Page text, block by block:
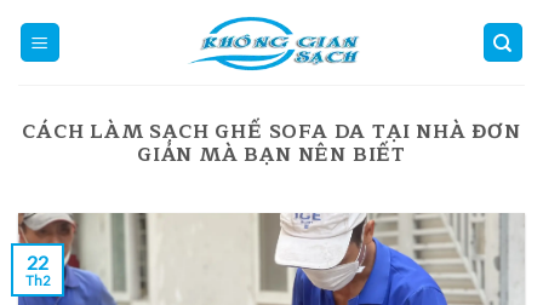
CÁCH LÀM SẠCH GHẾ SOFA DA TẠI NHÀ ĐƠN
GIẢN MÀ BẠN NÊN BIẾT
22
Th2